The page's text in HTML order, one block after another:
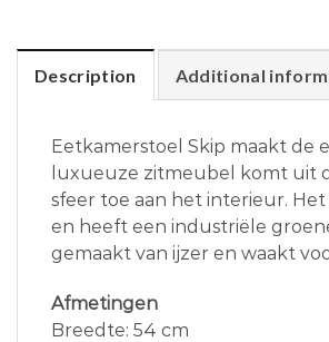
Description Additional
Eetkamerstoel Skip maakt de
luxueuze zitmeubel komt uit
sfeer toe aan het interieur.
en heeft een industriële
gemaakt van ijzer en waakt
Afmetingen
Breedte: 54 cm